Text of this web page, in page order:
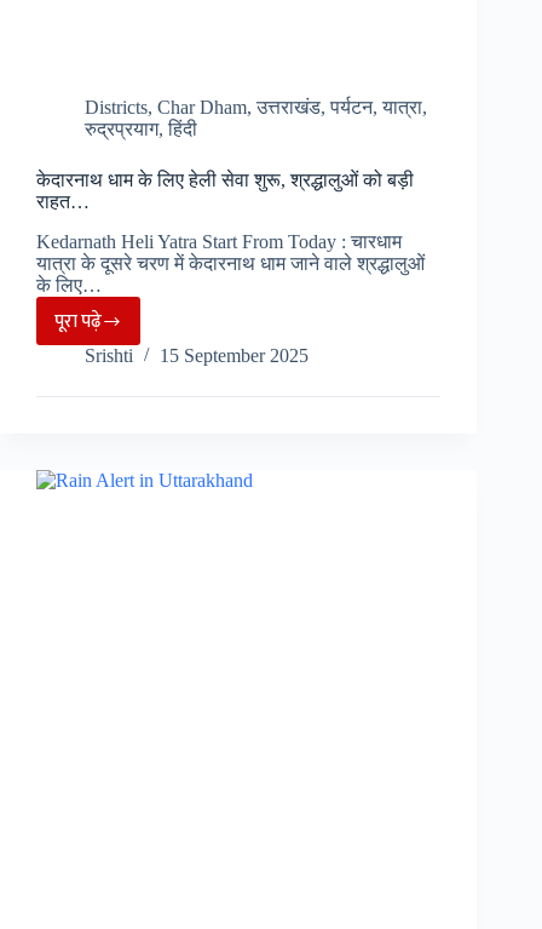
Districts, Char Dham,उत्तराखंड,पर्यटन,यात्रा,
रुद्रप्रयाग,हिंदी
केदारनाथ धाम के लिए हेली सेवा शुरू, श्रद्धालुओं को बड़ी
राहत…
Kedarnath Heli Yatra Start From Today : चारधाम
यात्रा के दूसरे चरण में केदारनाथ धाम जाने वाले श्रद्धालुओं
के लिए…
पूरा पढ़ेकेदारनाथ
धाम
के
सेवा
Srishti 15 September 2025